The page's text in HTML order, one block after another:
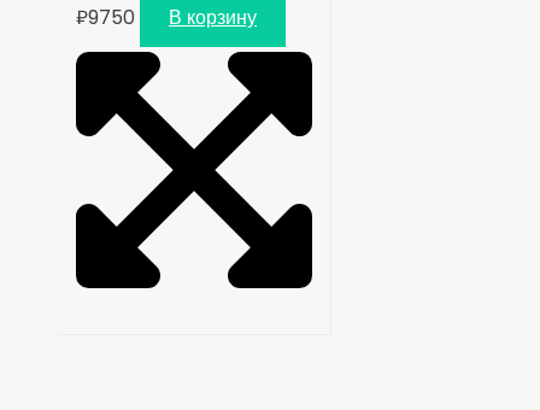
₽9750 В корзину